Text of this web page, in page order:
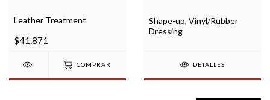
Leather Treatment
$41.871
COMPRAR
Shape-up, Vinyl/Rubber
Dressing
DETALLES